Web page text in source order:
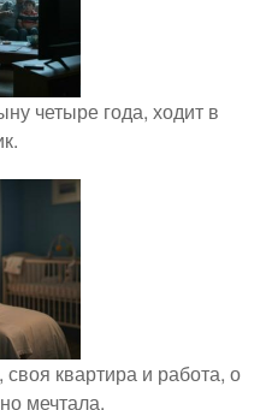
четыре года, ходит в
квартира и работа, о
мечтала.